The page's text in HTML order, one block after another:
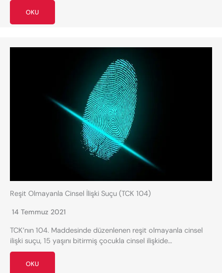
OKU
Reşit Olmayanla Cinsel İlişki Suçu (TCK 104)
14 Temmuz 2021
TCK’nın 104. Maddesinde düzenlenen reşit olmayanla cinsel
ilişki suçu, 15 yaşını bitirmiş çocukla cinsel ilişkide…
OKU